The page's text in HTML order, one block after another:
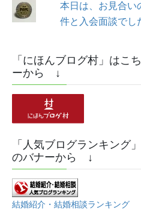
本日は、お見合い
件と入会面談でし
「にほんブログ村」はこ
ーから ↓
「人気ブログランキング
のバナーから ↓
結婚紹介・結婚相談ランキング